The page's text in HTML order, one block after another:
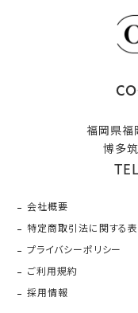
福岡県福
博多
会社概要
特定商取引法に関する
プライバシーポリシー
ご利用規約
採用情報